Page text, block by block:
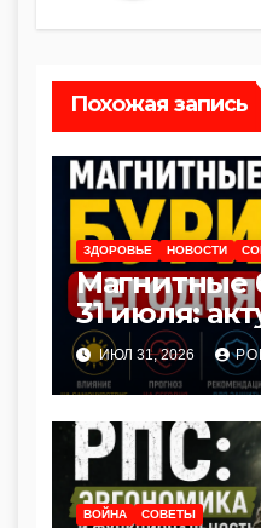
Похожая запись
ЗДОРОВЬЕ НОВОСТИ
Магнитные
31 июля:
прогноз и
здоровье
ИЮЛ 31, 2026
ВОЙНА СОВЕТЫ